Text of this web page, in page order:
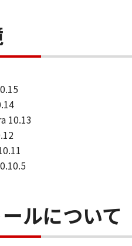
ソフトウエア」に関して、
ものとします。
ン、キヤノンの関連会社、
、キヤノン、キヤノンの関
ン、キヤノンの関連会社、
生じたいかなる紛争につい
、「本ソフトウエア」に関
救済です。
は、お客様が「本ソフトウ
10.13
ルについて